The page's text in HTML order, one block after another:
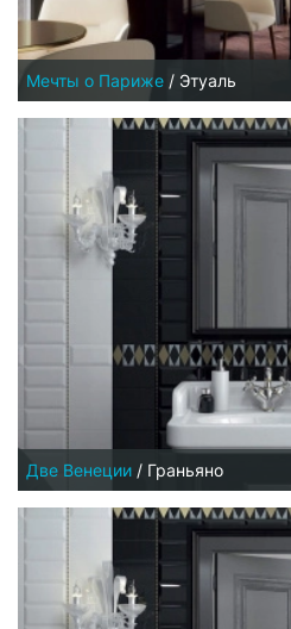
Мечты о Париже / Этуаль
Две Венеции / Граньяно